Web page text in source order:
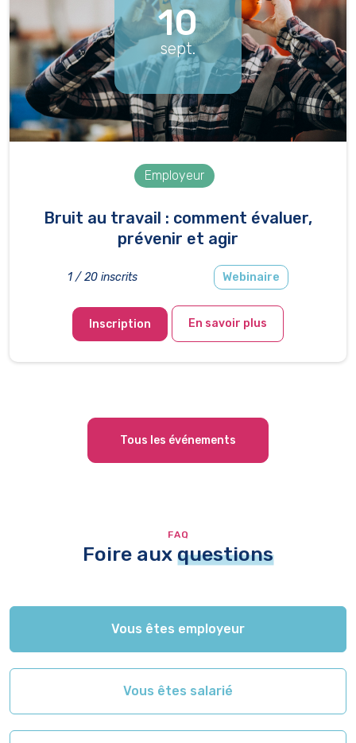
10
sept.
Employeur
Bruit au travail : comment évaluer,
prévenir et agir
1 / 20 inscrits Webinaire
Inscription En savoir plus
Tous les événements
FAQ
Foire aux questions
Vous êtes employeur
Vous êtes salarié